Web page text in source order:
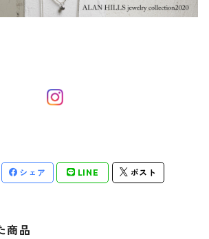
シェア LINE ポスト
商品